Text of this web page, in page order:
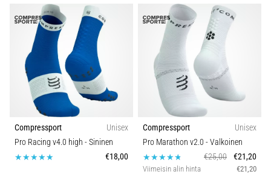
Compressport
Unisex
Pro Racing v4.0 high - Sininen
€18,00
Compressport
Unisex
Pro Marathon v2.0 - Valkoinen
€25,00
€21,20
Viimeisin alin hinta €21,20